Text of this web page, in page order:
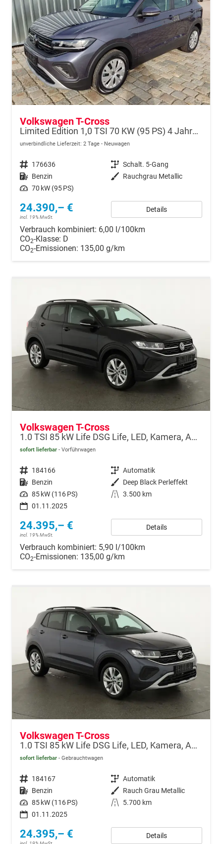
Volkswagen T-Cross
Limited Edition 1,0 TSI 70 KW (95 PS) 4 Jahre Garantie-2x PDC-App Connect-Sofort
unverbindliche Lieferzeit: 2 Tage Neuwagen
Fahrzeugnr. 176636 Getriebe Schalt. 5-Gang
Kraftstoff Benzin Außenfarbe Rauchgrau Metallic
Leistung 70 kW (95 PS)
24.390,– €
incl. 19% MwSt.
Details
Verbrauch kombiniert: 6,00 l/100km
CO2-Klasse: D
CO2-Emissionen: 135,00 g/km
Volkswagen T-Cross
1.0 TSI 85 kW Life DSG Life, LED, Kamera, ACC, Side, Winter, 17-Zoll, 3-J. Garantie
sofort lieferbar Vorführwagen
Fahrzeugnr. 184166 Getriebe Automatik
Kraftstoff Benzin Außenfarbe Deep Black Perleffekt
Leistung 85 kW (116 PS) Kilometerstand 3.500 km
01.11.2025
24.395,– €
incl. 19% MwSt.
Details
Verbrauch kombiniert: 5,90 l/100km
CO2-Emissionen: 135,00 g/km
Volkswagen T-Cross
1.0 TSI 85 kW Life DSG Life, LED, Kamera, ACC, Side, Winter, 17-Zoll, 3-J. Garantie
sofort lieferbar Gebrauchtwagen
Fahrzeugnr. 184167 Getriebe Automatik
Kraftstoff Benzin Außenfarbe Rauch Grau Metallic
Leistung 85 kW (116 PS) Kilometerstand
5.700 km
01.11.2025
24.395,– € Details